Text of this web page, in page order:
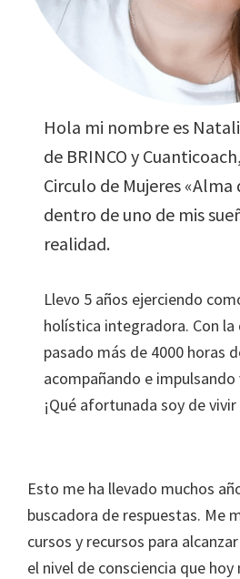
Hola mi nombre es
de BRINCO y
Circulo de Mujeres «Alma
dentro de uno de mis
realidad.
Llevo 5 años ejerciendo
holística integradora. Con la
pasado más de 4000 horas
acompañando e impulsando
¡Qué afortunada soy de
Esto me ha llevado muchos
buscadora de respuestas. Me
cursos y recursos para
el nivel de consciencia que